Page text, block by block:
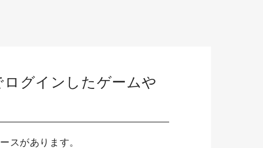
グインしたゲームや
スがあります。